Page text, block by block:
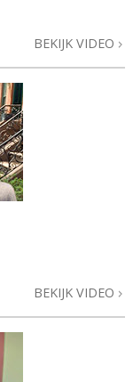
BEKIJK VIDEO
BEKIJK VIDEO